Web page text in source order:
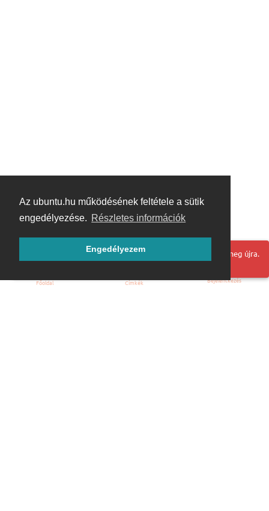
Az ubuntu.hu működésének feltétele a sütik
engedélyezése. Részletes információk
Engedélyezem
Hoppá! Valami hiba történt. Frissítse az oldalt és próbálja meg újra.
Főoldal Címkék Bejelentkezés